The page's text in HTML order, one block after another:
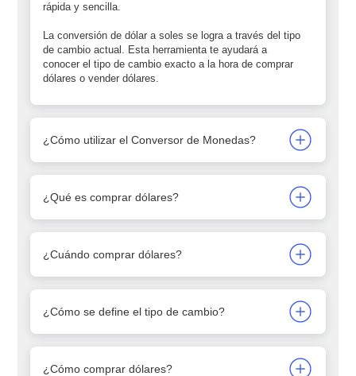
rápida y sencilla.
La conversión de dólar a soles se logra a través del tipo
de cambio actual. Esta herramienta te ayudará a
conocer el tipo de cambio exacto a la hora de comprar
dólares o vender dólares.
¿Cómo utilizar el Conversor de Monedas?
¿Qué es comprar dólares?
¿Cuándo comprar dólares?
¿Cómo se define el tipo de cambio?
¿Cómo comprar dólares?